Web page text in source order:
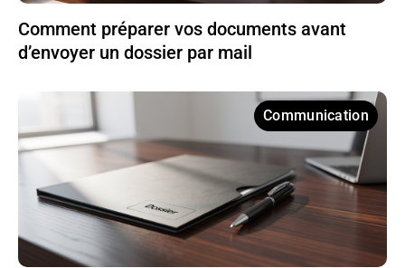
Comment préparer vos documents avant
d’envoyer un dossier par mail
Communication